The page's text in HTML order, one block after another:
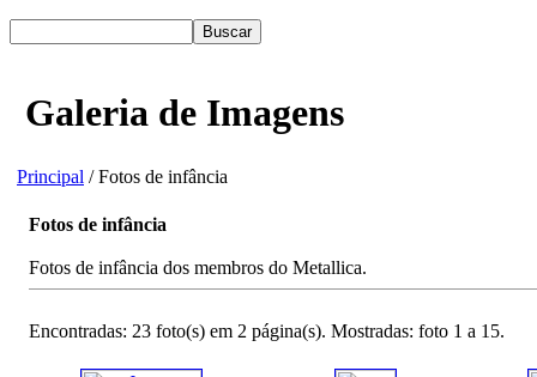
Galeria de Imagens
Principal / Fotos de infância
Fotos de infância
Fotos de infância dos membros do Metallica.
Encontradas: 23 foto(s) em 2 página(s). Mostradas: foto 1 a 15.